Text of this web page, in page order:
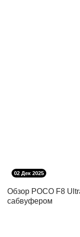
02 Дек 2025
Обзор POCO F8
сабвуфером